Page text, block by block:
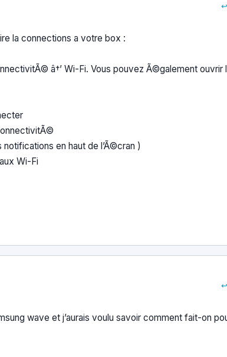
la connections a votre box :
â†’ Wi-Fi. Vous pouvez Ã©galement ouvrir
en haut de l’Ã©cran )
Wi-Fi
wave et j’aurais voulu savoir comment fait-on